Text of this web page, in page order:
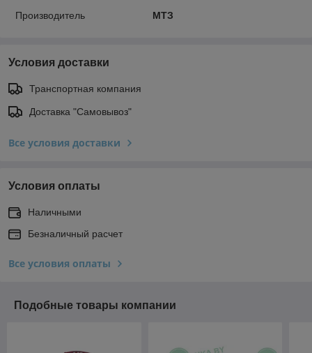
Производитель МТЗ
Условия доставки
Транспортная компания
Доставка "Самовывоз"
Все условия доставки
Условия оплаты
Наличными
Безналичный расчет
Все условия оплаты
Подобные товары компании